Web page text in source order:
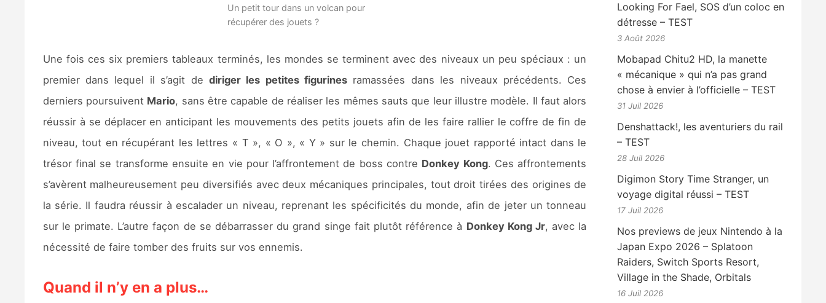
Un petit tour dans un volcan pour
récupérer des jouets ?
Une fois ces six premiers tableaux terminés, les mondes se terminent avec des niveaux un peu spéciaux : un
premier dans lequel il s’agit de diriger les petites figurines ramassées dans les niveaux précédents. Ces
derniers poursuivent Mario, sans être capable de réaliser les mêmes sauts que leur illustre modèle. Il faut alors
réussir à se déplacer en anticipant les mouvements des petits jouets afin de les faire rallier le coffre de fin de
niveau, tout en récupérant les lettres « T », « O », « Y » sur le chemin. Chaque jouet rapporté intact dans le
trésor final se transforme ensuite en vie pour l’affrontement de boss contre Donkey Kong. Ces affrontements
s’avèrent malheureusement peu diversifiés avec deux mécaniques principales, tout droit tirées des origines de
la série. Il faudra réussir à escalader un niveau, reprenant les spécificités du monde, afin de jeter un tonneau
sur le primate. L’autre façon de se débarrasser du grand singe fait plutôt référence à Donkey Kong Jr, avec la
nécessité de faire tomber des fruits sur vos ennemis.
Quand il n’y en a plus…
Looking For Fael, SOS d’un coloc en
détresse – TEST
3 Août 2026
Mobapad Chitu2 HD, la manette
« mécanique » qui n’a pas grand
chose à envier à l’officielle – TEST
31 Juil 2026
Denshattack!, les aventuriers du rail
– TEST
28 Juil 2026
Digimon Story Time Stranger, un
voyage digital réussi – TEST
17 Juil 2026
Nos previews de jeux Nintendo à la
Japan Expo 2026 – Splatoon
Raiders, Switch Sports Resort,
Village in the Shade, Orbitals
16 Juil 2026